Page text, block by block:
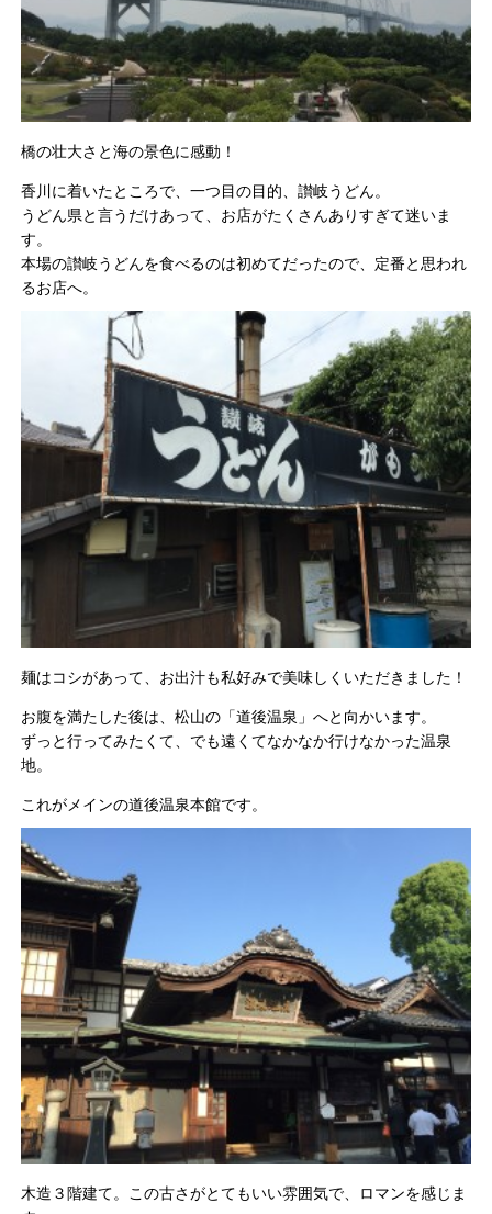
橋の壮大さと海の景色に感動！
香川に着いたところで、一つ目の目的、讃岐うどん。
うどん県と言うだけあって、お店がたくさんありすぎて迷いま
す。
本場の讃岐うどんを食べるのは初めてだったので、定番と思われ
るお店へ。
麺はコシがあって、お出汁も私好みで美味しくいただきました！
お腹を満たした後は、松山の「道後温泉」へと向かいます。
ずっと行ってみたくて、でも遠くてなかなか行けなかった温泉
地。
これがメインの道後温泉本館です。
木造３階建て。この古さがとてもいい雰囲気で、ロマンを感じま